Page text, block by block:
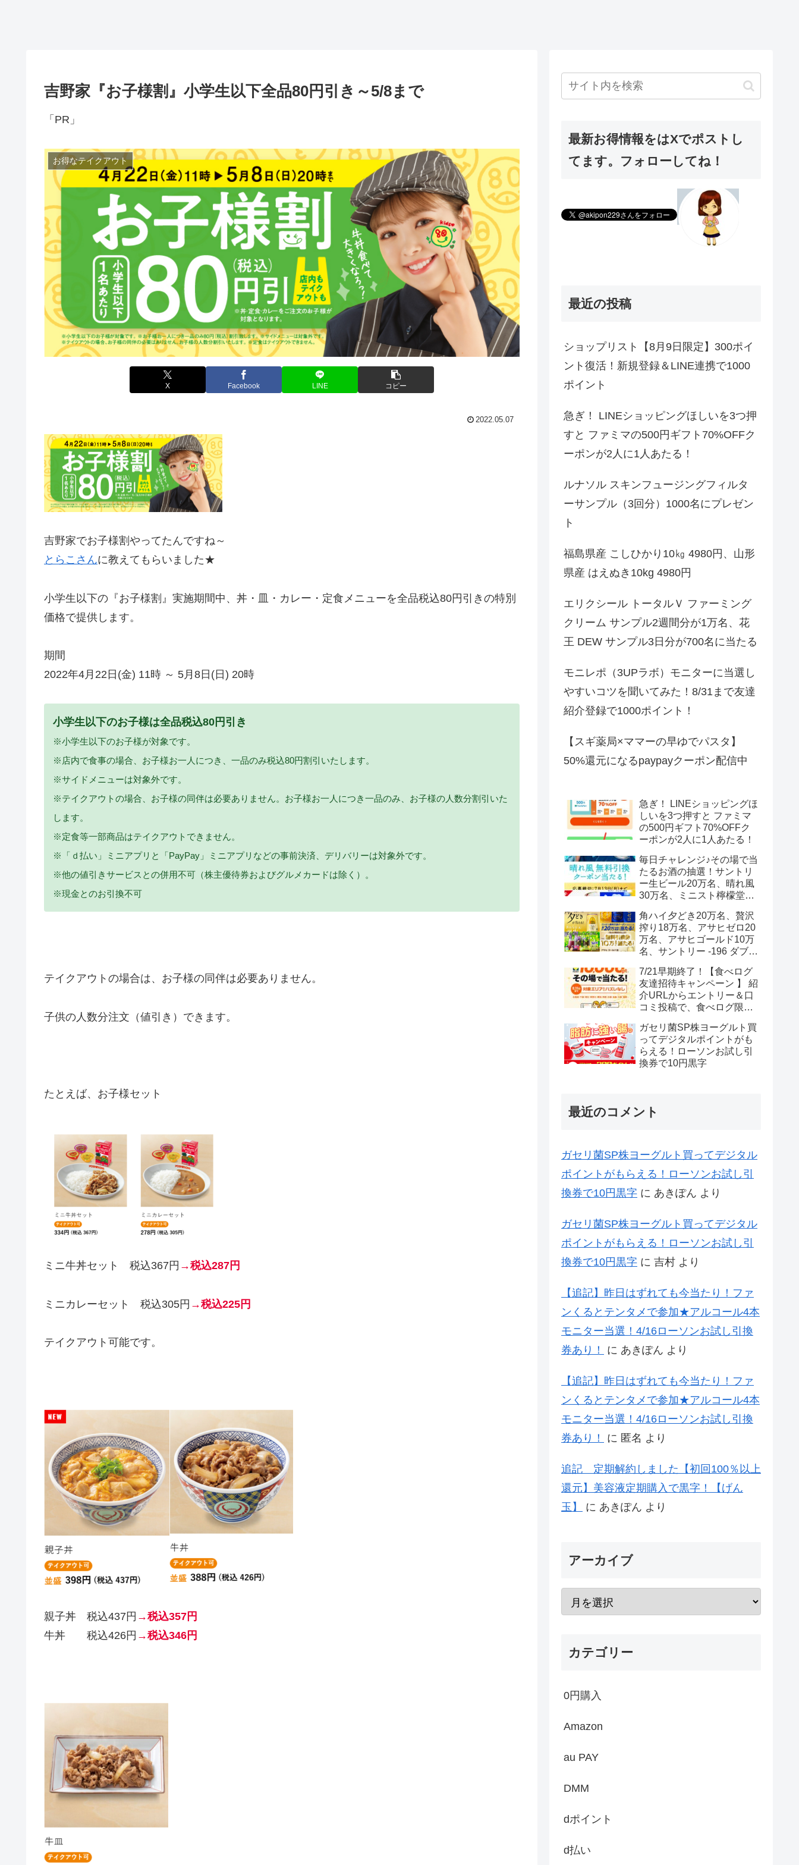
吉野家『お子様割』小学生以下全品80円引き～5/8まで
「PR」
お得なテイクアウト
X Facebook LINE コピー
2022.05.07
吉野家でお子様割やってたんですね～
とらこさんに教えてもらいました★
小学生以下の『お子様割』実施期間中、丼・皿・カレー・定食メニューを全品税込80円引きの特別
価格で提供します。
期間
2022年4月22日(金) 11時 ～ 5月8日(日) 20時
小学生以下のお子様は全品税込80円引き
※小学生以下のお子様が対象です。
※店内で食事の場合、お子様お一人につき、一品のみ税込80円割引いたします。
※サイドメニューは対象外です。
※テイクアウトの場合、お子様の同伴は必要ありません。お子様お一人につき一品のみ、お子様の人数分割引いた
します。
※定食等一部商品はテイクアウトできません。
※「ｄ払い」ミニアプリと「PayPay」ミニアプリなどの事前決済、デリバリーは対象外です。
※他の値引きサービスとの併用不可（株主優待券およびグルメカードは除く）。
※現金とのお引換不可
テイクアウトの場合は、お子様の同伴は必要ありません。
子供の人数分注文（値引き）できます。
たとえば、お子様セット
ミニ牛丼セット 税込367円 →税込287円
ミニカレーセット 税込305円 →税込225円
テイクアウト可能です。
親子丼 税込437円 →税込357円
牛丼 税込426円 →税込346円
最新お得情報をはXでポストし
てます。フォローしてね！
最近の投稿
ショップリスト【8月9日限定】300ポイ
ント復活！新規登録＆LINE連携で1000
ポイント
急ぎ！ LINEショッピングほしいを3つ押
すと ファミマの500円ギフト70%OFFク
ーポンが2人に1人あたる！
ルナソル スキンフュージングフィルタ
ーサンプル（3回分）1000名にプレゼン
ト
福島県産 こしひかり10㎏ 4980円、山形
県産 はえぬき10kg 4980円
エリクシール トータルＶ ファーミング
クリーム サンプル2週間分が1万名、花
王 DEW サンプル3日分が700名に当たる
モニレポ（3UPラボ）モニターに当選し
やすいコツを聞いてみた！8/31まで友達
紹介登録で1000ポイント！
【スギ薬局×ママーの早ゆでパスタ】
50%還元になるpaypayクーポン配信中
急ぎ！ LINEショッピングほ
しいを3つ押すと ファミマ
の500円ギフト70%OFFク
ーポンが2人に1人あたる！
毎日チャレンジ♪その場で当
たるお酒の抽選！サントリ
ー生ビール20万名、晴れ風
30万名、ミニスト檸檬堂2
ボール12.3万名
角ハイ夕どき20万名、贅沢
搾り18万名、アサヒゼロ20
万名、アサヒゴールド10万
名、サントリー -196 ダブル
7/21早期終了！【食べログ
友達招待キャンペーン 】 紹
介URLからエントリー＆口
コミ投稿で、食べログ限定
トがもらえる
ガセリ菌SP株ヨーグルト買
ってデジタルポイントがも
らえる！ローソンお試し引
換券で10円黒字
最近のコメント
ガセリ菌SP株ヨーグルト買ってデジタル
ポイントがもらえる！ローソンお試し引
換券で10円黒字 に あきぽん より
ガセリ菌SP株ヨーグルト買ってデジタル
ポイントがもらえる！ローソンお試し引
換券で10円黒字 に 吉村 より
【追記】昨日はずれても今当たり！ファ
ンくるとテンタメで参加★アルコール4本
モニター当選！4/16ローソンお試し引換
券あり！
に あきぽん より
【追記】昨日はずれても今当たり！ファ
ンくるとテンタメで参加★アルコール4本
モニター当選！4/16ローソンお試し引換
券あり！
に 匿名 より
追記 定期解約しました【初回100％以上
還元】美容液定期購入で黒字！【げん
玉】
に あきぽん より
アーカイブ
カテゴリー
0円購入
Amazon
au PAY
DMM
dポイント
d払い